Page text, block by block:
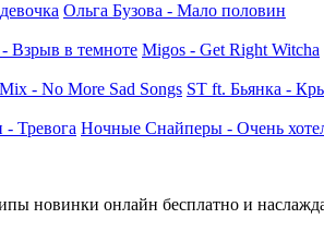
Ольга Бузова - Мало половин
Взрыв в темноте Migos - Get Right Witcha
- No More Sad Songs ST ft. Бьянка -
Тревога Ночные Снайперы - Очень
новинки онлайн бесплатно и